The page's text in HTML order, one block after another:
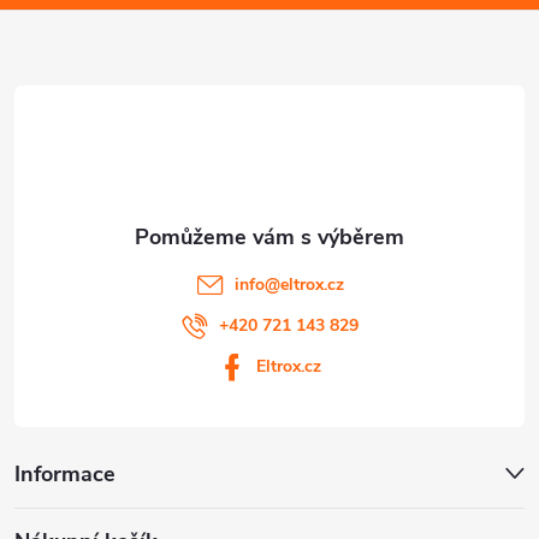
s
a
info@eltrox.cz
+420 721 143 829
Eltrox.cz
Informace